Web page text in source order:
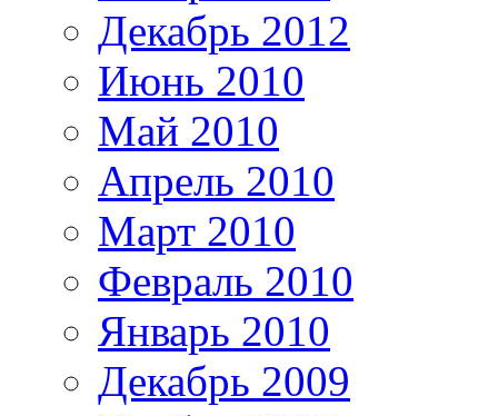
Декабрь 2012
Июнь 2010
Май 2010
Апрель 2010
Март 2010
Февраль 2010
Январь 2010
Декабрь 2009